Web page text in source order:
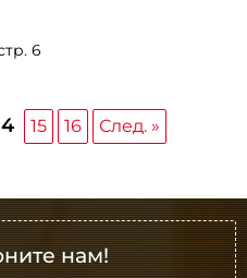
6
15 16 След. »
нам!